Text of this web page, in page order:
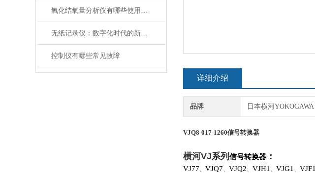
氧化结氧量分析仪有哪些使用注意事项
无纸记录仪：数字化时代的新选择
控制仪有哪些常见故障
详细介绍
品牌 日本横河YOKOGAWA
VJQ8-017-1260信号转换器
横河VJ系列 信号转换器 ：
VJ77、 VJQ7、 VJQ2、 VJH1 、 VJG1 、 VJF1